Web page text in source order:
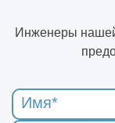
Инженеры